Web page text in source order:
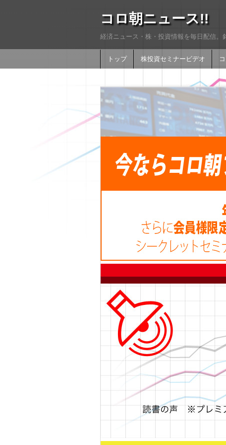
コロ朝ニュース!!
経済ニュース・株・投資情報を毎日配信
トップ 株投資セミナービデオ